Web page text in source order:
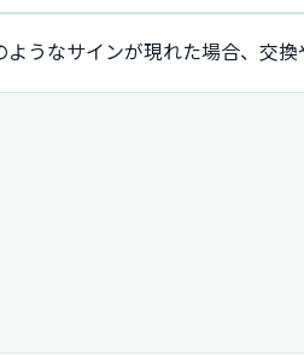
うなサインが現れた場合、交換